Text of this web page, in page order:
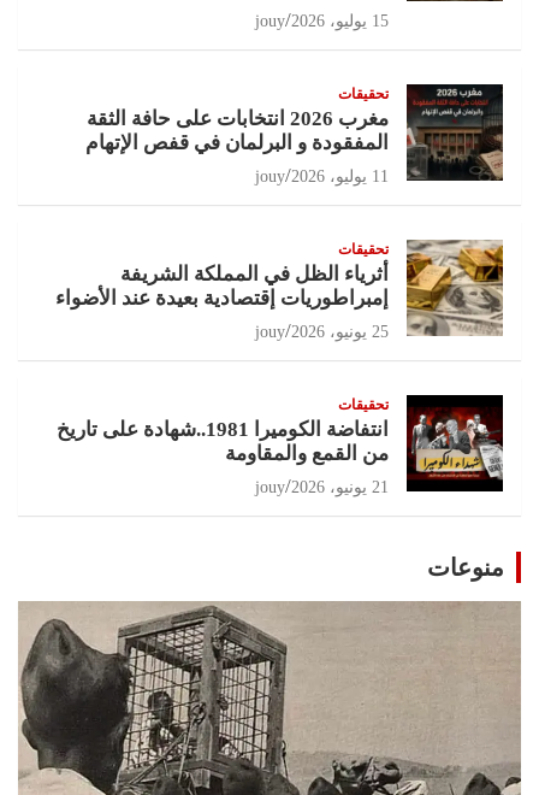
15 يوليو، 2026 jouy
تحقيقات
مغرب 2026 انتخابات على حافة الثقة
المفقودة و البرلمان في قفص الإتهام
11 يوليو، 2026 jouy
تحقيقات
أثرياء الظل في المملكة الشريفة
إمبراطوريات إقتصادية بعيدة عند الأضواء
25 يونيو، 2026 jouy
تحقيقات
انتفاضة الكوميرا 1981..شهادة على تاريخ
من القمع والمقاومة
21 يونيو، 2026 jouy
منوعات